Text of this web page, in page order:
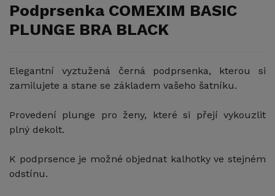
Podprsenka COMEXIM BASIC
PLUNGE BRA BLACK
Elegantní vyztužená černá podprsenka, kterou si
zamilujete a stane se základem vašeho šatníku.
Provedení plunge pro ženy, které si přejí vykouzlit
plný dekolt.
K podprsence je možné objednat kalhotky ve stejném
odstínu.